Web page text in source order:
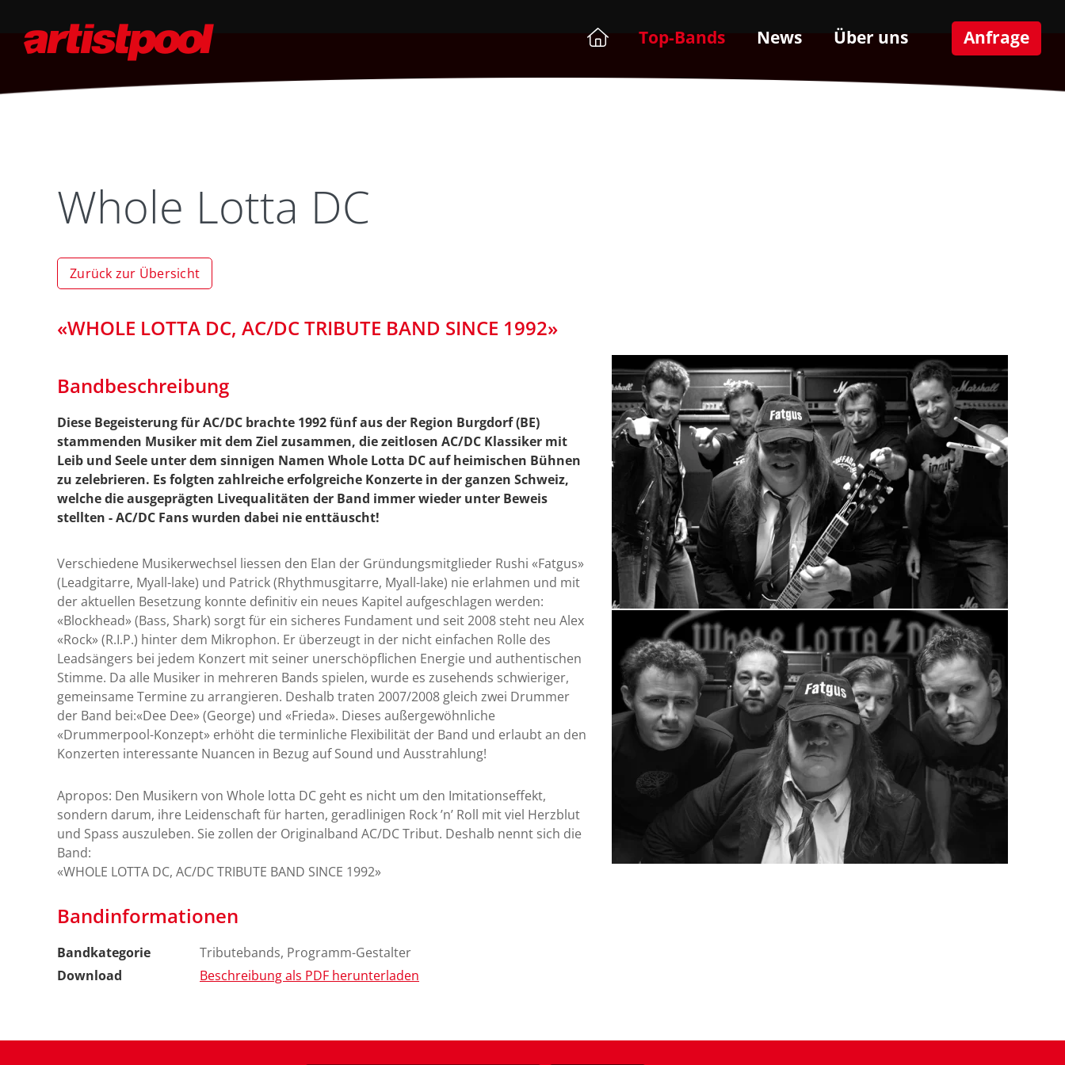
Top-Bands News Über uns Anfrage
Whole Lotta DC
Zurück zur Übersicht
«WHOLE LOTTA DC, AC/DC TRIBUTE BAND SINCE 1992»
Bandbeschreibung
Diese Begeisterung für AC/DC brachte 1992 fünf aus der Region Burgdorf (BE)
stammenden Musiker mit dem Ziel zusammen, die zeitlosen AC/DC Klassiker mit
Leib und Seele unter dem sinnigen Namen Whole Lotta DC auf heimischen Bühnen
zu zelebrieren. Es folgten zahlreiche erfolgreiche Konzerte in der ganzen Schweiz,
welche die ausgeprägten Livequalitäten der Band immer wieder unter Beweis
stellten - AC/DC Fans wurden dabei nie enttäuscht!
Verschiedene Musikerwechsel liessen den Elan der Gründungsmitglieder Rushi «Fatgus»
(Leadgitarre, Myall-lake) und Patrick (Rhythmusgitarre, Myall-lake) nie erlahmen und mit
der aktuellen Besetzung konnte definitiv ein neues Kapitel aufgeschlagen werden:
«Blockhead» (Bass, Shark) sorgt für ein sicheres Fundament und seit 2008 steht neu Alex
«Rock» (R.I.P.) hinter dem Mikrophon. Er überzeugt in der nicht einfachen Rolle des
Leadsängers bei jedem Konzert mit seiner unerschöpflichen Energie und authentischen
Stimme. Da alle Musiker in mehreren Bands spielen, wurde es zusehends schwieriger,
gemeinsame Termine zu arrangieren. Deshalb traten 2007/2008 gleich zwei Drummer
der Band bei:«Dee Dee» (George) und «Frieda». Dieses außergewöhnliche
«Drummerpool-Konzept» erhöht die terminliche Flexibilität der Band und erlaubt an den
Konzerten interessante Nuancen in Bezug auf Sound und Ausstrahlung!
Apropos: Den Musikern von Whole lotta DC geht es nicht um den Imitationseffekt,
sondern darum, ihre Leidenschaft für harten, geradlinigen Rock ’n’ Roll mit viel Herzblut
und Spass auszuleben. Sie zollen der Originalband AC/DC Tribut. Deshalb nennt sich die
Band:
«WHOLE LOTTA DC, AC/DC TRIBUTE BAND SINCE 1992»
Bandinformationen
Bandkategorie
Tributebands, Programm-Gestalter
Download
Beschreibung als PDF herunterladen